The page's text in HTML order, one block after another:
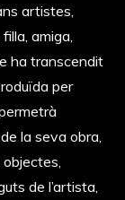
artistes,
amiga,
ha transcendit
per
la seva obra,
de l’artista,